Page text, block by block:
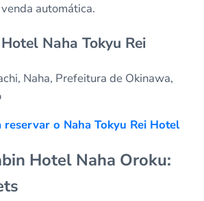
automática.
Naha Tokyu Rei
Naha, Prefeitura de Okinawa,
reservar o Naha Tokyu Rei Hotel
Hotel Naha Oroku: